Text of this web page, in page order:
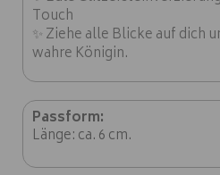
Touch
✨ Ziehe alle Blicke auf dich
wahre Königin.
Passform:
Länge: ca. 6 cm.